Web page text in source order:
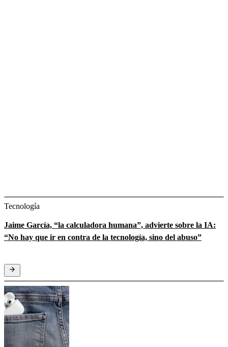
Tecnología
Jaime García, “la calculadora humana”, advierte sobre la IA:
“No hay que ir en contra de la tecnología, sino del abuso”